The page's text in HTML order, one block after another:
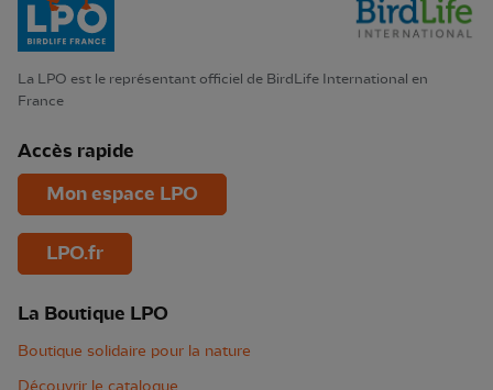
La LPO est le représentant officiel de BirdLife International en
France
Accès rapide
Mon espace LPO
LPO.fr
La Boutique LPO
Boutique solidaire pour la nature
Découvrir le catalogue